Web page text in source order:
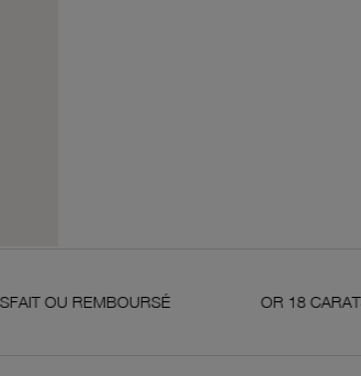
OR 18 CARATS 750